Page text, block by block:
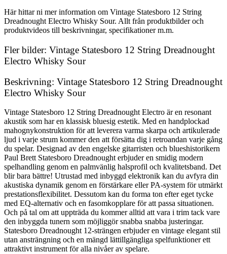
Här hittar ni mer information om Vintage Statesboro 12 String
Dreadnought Electro Whisky Sour. Allt från produktbilder och
produktvideos till beskrivningar, specifikationer m.m.
Fler bilder: Vintage Statesboro 12 String Dreadnought
Electro Whisky Sour
Beskrivning: Vintage Statesboro 12 String Dreadnought
Electro Whisky Sour
Vintage Statesboro 12 String Dreadnought Electro är en resonant
akustik som har en klassisk bluesig estetik. Med en handplockad
mahognykonstruktion för att leverera varma skarpa och artikulerade
ljud i varje strum kommer den att försätta dig i retroandan varje gång
du spelar. Designad av den engelske gitarristen och blueshistorikern
Paul Brett Statesboro Dreadnought erbjuder en smidig modern
spelhandling genom en palmvänlig halsprofil och kvalitetsband. Det
blir bara bättre! Utrustad med inbyggd elektronik kan du avfyra din
akustiska dynamik genom en förstärkare eller PA-system för utmärkt
prestationsflexibilitet. Dessutom kan du forma ton efter eget tycke
med EQ-alternativ och en fasomkopplare för att passa situationen.
Och på tal om att uppträda du kommer alltid att vara i trim tack vare
den inbyggda tunern som möjliggör snabba snabba justeringar.
Statesboro Dreadnought 12-strängen erbjuder en vintage elegant stil
utan ansträngning och en mängd lättillgängliga spelfunktioner ett
attraktivt instrument för alla nivåer av spelare.